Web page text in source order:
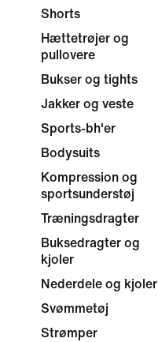
Shorts
Hættetrøjer og
pullovere
Bukser og tights
Jakker og veste
Sports-bh'er
Bodysuits
Kompression og
sportsunderstøj
Træningsdragter
Buksedragter og
kjoler
Nederdele og kjoler
Svømmetøj
Strømper